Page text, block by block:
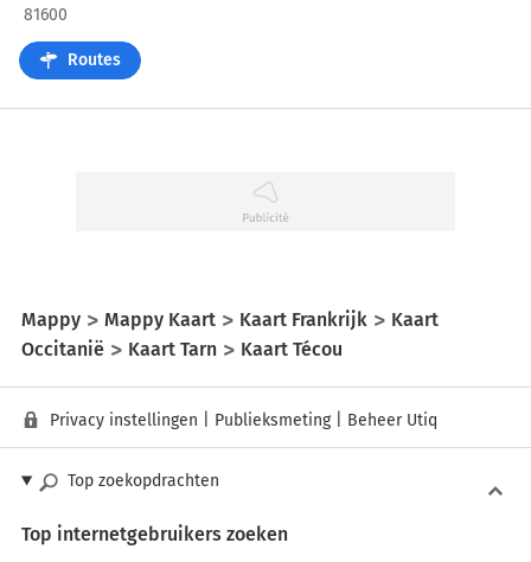
81600
Routes
Mappy Mappy Kaart Kaart Frankrijk
Kaart
Occitanië
Kaart Tarn Kaart Técou
Privacy instellingen Publieksmeting| Beheer Utiq
Top zoekopdrachten
Top internetgebruikers zoeken